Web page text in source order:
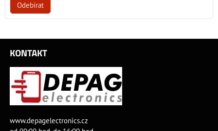
Odebírat
KONTAKT
www.depagelectronics.cz